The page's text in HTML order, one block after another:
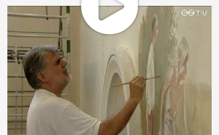
A szaléziak szombathelyi temploma 1938-ban készült el.
Belső tere egyszerű, alig díszített, csupán az oltár fölött
helyeztek el nagyméretű festményeket. Tavaly egy
adományozó jóvoltából pályázatot írtak ki a két mellékoltár
falfelületének díszítésére. Mészáros György lett az egyik
nyertes, aki már javában dolgozik a több jelenetből álló
szekkón.
"Jobbra fölötte egy angyal jön könyvvel. Köztudott, hogy
Don Bosco könyvkiadással, könyvek szeretetével, ajánlásával
foglalkozott."